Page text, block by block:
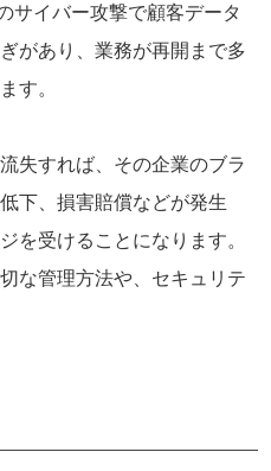
サイバー攻撃で顧客データ
があり、業務が再開まで多
す。
失すれば、その企業のブラ
下、損害賠償などが発生
を受けることになります。
な管理方法や、セキュリテ